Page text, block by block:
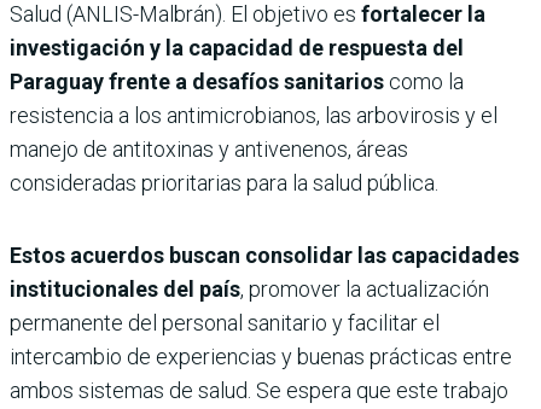
Salud (ANLIS-Malbrán). El objetivo es fortalecer la
investigación y la capacidad de respuesta del
Paraguay frente a desafíos sanitarios como la
resistencia a los antimicrobianos, las arbovirosis y el
manejo de antitoxinas y antivenenos, áreas
consideradas prioritarias para la salud pública.
Estos acuerdos buscan consolidar las capacidades
institucionales del país, promover la actualización
permanente del personal sanitario y facilitar el
intercambio de experiencias y buenas prácticas entre
ambos sistemas de salud. Se espera que este trabajo